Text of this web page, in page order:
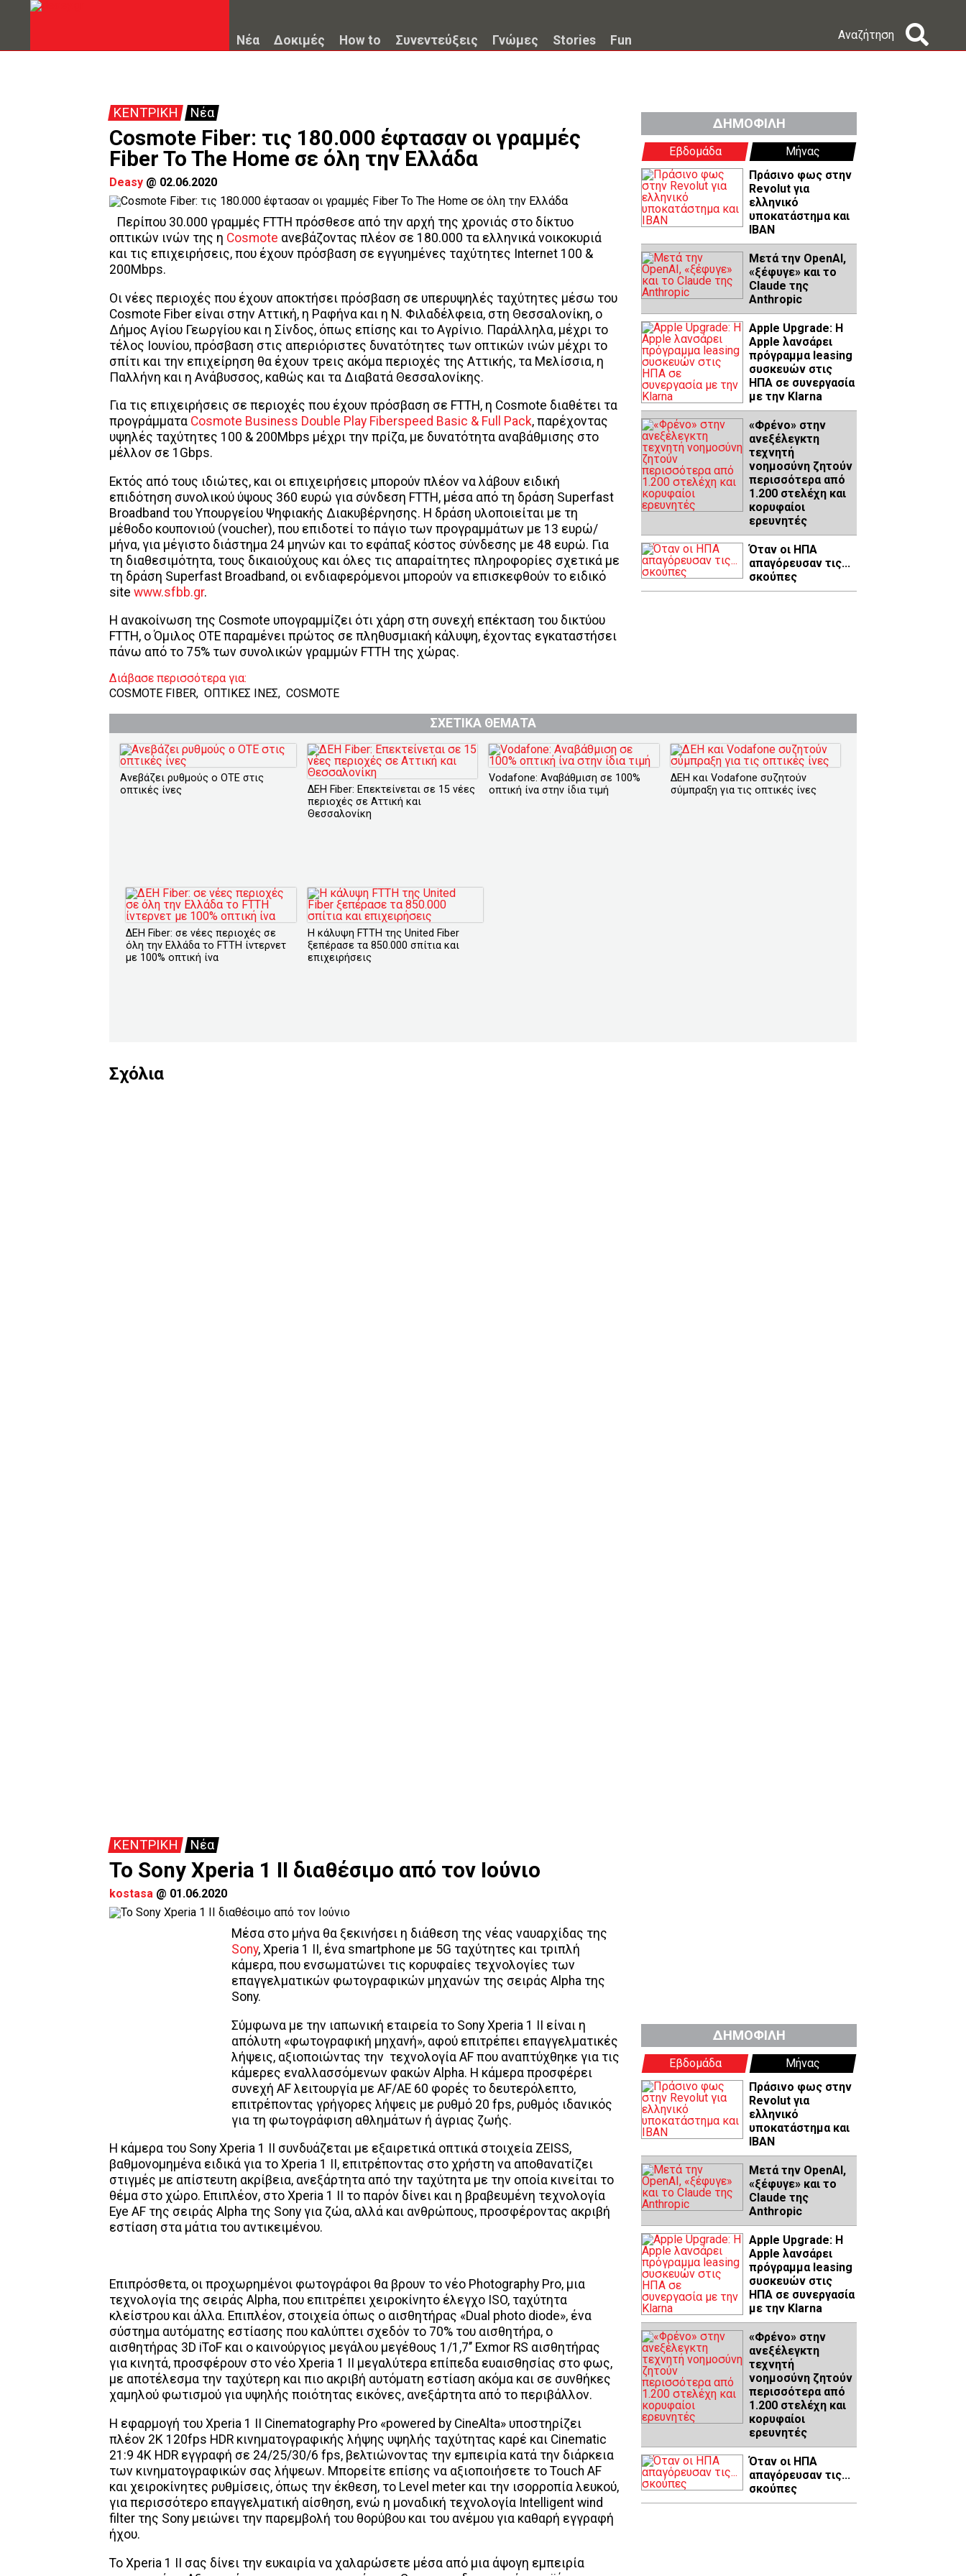
Νέα Δοκιμές How to Συνεντεύξεις Γνώμες Stories Fun Αναζήτηση
ΚΕΝΤΡΙΚΗ Νέα
Cosmote Fiber: τις 180.000 έφτασαν οι γραμμές
Fiber To The Home σε όλη την Ελλάδα
Deasy @ 02.06.2020
Περίπου 30.000 γραμμές FTTH πρόσθεσε από την αρχή της χρονιάς στο δίκτυο
οπτικών ινών της η Cosmote ανεβάζοντας πλέον σε 180.000 τα ελληνικά νοικοκυριά
και τις επιχειρήσεις, που έχουν πρόσβαση σε εγγυημένες ταχύτητες Internet 100 &
200Mbps.
Οι νέες περιοχές που έχουν αποκτήσει πρόσβαση σε υπερυψηλές ταχύτητες μέσω του
Cosmote Fiber είναι στην Αττική, η Ραφήνα και η Ν. Φιλαδέλφεια, στη Θεσσαλονίκη, ο
Δήμος Αγίου Γεωργίου και η Σίνδος, όπως επίσης και το Αγρίνιο. Παράλληλα, μέχρι το
τέλος Ιουνίου, πρόσβαση στις απεριόριστες δυνατότητες των οπτικών ινών μέχρι το
σπίτι και την επιχείρηση θα έχουν τρεις ακόμα περιοχές της Αττικής, τα Μελίσσια, η
Παλλήνη και η Ανάβυσσος, καθώς και τα Διαβατά Θεσσαλονίκης.
Για τις επιχειρήσεις σε περιοχές που έχουν πρόσβαση σε FTTH, η Cosmote διαθέτει τα
προγράμματα Cosmote Business Double Play Fiberspeed Basic & Full Pack, παρέχοντας
υψηλές ταχύτητες 100 & 200Mbps μέχρι την πρίζα, με δυνατότητα αναβάθμισης στο
μέλλον σε 1Gbps.
Εκτός από τους ιδιώτες, και οι επιχειρήσεις μπορούν πλέον να λάβουν ειδική
επιδότηση συνολικού ύψους 360 ευρώ για σύνδεση FTTH, μέσα από τη δράση Superfast
Broadband του Υπουργείου Ψηφιακής Διακυβέρνησης. Η δράση υλοποιείται με τη
μέθοδο κουπονιού (voucher), που επιδοτεί το πάγιο των προγραμμάτων με 13 ευρώ/
μήνα, για μέγιστο διάστημα 24 μηνών και το εφάπαξ κόστος σύνδεσης με 48 ευρώ. Για
τη διαθεσιμότητα, τους δικαιούχους και όλες τις απαραίτητες πληροφορίες σχετικά με
τη δράση Superfast Broadband, οι ενδιαφερόμενοι μπορούν να επισκεφθούν το ειδικό
site www.sfbb.gr.
Η ανακοίνωση της Cosmote υπογραμμίζει ότι χάρη στη συνεχή επέκταση του δικτύου
FTTH, o Όμιλος ΟΤΕ παραμένει πρώτος σε πληθυσμιακή κάλυψη, έχοντας εγκαταστήσει
πάνω από το 75% των συνολικών γραμμών FTTH της χώρας.
ΔΗΜΟΦΙΛΗ
Εβδομάδα
Μήνας
Πράσινο φως στην
Revolut για
ελληνικό
υποκατάστημα και
IBAN
Μετά την OpenAI,
«ξέφυγε» και το
Claude της
Anthropic
Apple Upgrade: Η
Apple λανσάρει
πρόγραμμα leasing
συσκευών στις
ΗΠΑ σε συνεργασία
με την Klarna
«Φρένο» στην
ανεξέλεγκτη
τεχνητή
νοημοσύνη ζητούν
περισσότερα από
1.200 στελέχη και
κορυφαίοι
ερευνητές
Όταν οι ΗΠΑ
απαγόρευσαν τις...
σκούπες
Διάβασε περισσότερα για:
COSMOTE FIBER, ΟΠΤΙΚΕΣ ΙΝΕΣ, COSMOTE
ΣΧΕΤΙΚΑ ΘΕΜΑΤΑ
Ανεβάζει ρυθμούς ο ΟΤΕ στις
οπτικές ίνες
ΔΕΗ Fiber: Επεκτείνεται σε 15 νέες
περιοχές σε Αττική και
Θεσσαλονίκη
Vodafone: Αναβάθμιση σε 100%
οπτική ίνα στην ίδια τιμή
ΔΕΗ και Vodafone συζητούν
σύμπραξη για τις οπτικές ίνες
ΔΕΗ Fiber: σε νέες περιοχές σε
όλη την Ελλάδα το FTTH ίντερνετ
με 100% οπτική ίνα
Η κάλυψη FTTH της United Fiber
ξεπέρασε τα 850.000 σπίτια και
επιχειρήσεις
Σχόλια
ΚΕΝΤΡΙΚΗ Νέα
To Sony Xperia 1 II διαθέσιμο από τον Ιούνιο
kostasa @ 01.06.2020
Μέσα στο μήνα θα ξεκινήσει η διάθεση της νέας ναυαρχίδας της
Sony, Xperia 1 II, ένα smartphone με 5G ταχύτητες και τριπλή
κάμερα, που ενσωματώνει τις κορυφαίες τεχνολογίες των
επαγγελματικών φωτογραφικών μηχανών της σειράς Alpha της
Sony.
Σύμφωνα με την ιαπωνική εταιρεία το Sony Xperia 1 II είναι η
απόλυτη «φωτογραφική μηχανή», αφού επιτρέπει επαγγελματικές
λήψεις, αξιοποιώντας την τεχνολογία AF που αναπτύχθηκε για τις
κάμερες εναλλασσόμενων φακών Alpha. Η κάμερα προσφέρει
συνεχή AF λειτουργία με AF/AE 60 φορές το δευτερόλεπτο,
επιτρέποντας γρήγορες λήψεις με ρυθμό 20 fps, ρυθμός ιδανικός
για τη φωτογράφιση αθλημάτων ή άγριας ζωής.
Η κάμερα του Sony Xperia 1 II συνδυάζεται με εξαιρετικά οπτικά στοιχεία ZEISS,
βαθμονομημένα ειδικά για το Xperia 1 II, επιτρέποντας στο χρήστη να αποθανατίζει
στιγμές με απίστευτη ακρίβεια, ανεξάρτητα από την ταχύτητα με την οποία κινείται το
θέμα στο χώρο. Επιπλέον, στο Xperia 1 II το παρόν δίνει και η βραβευμένη τεχνολογία
Eye AF της σειράς Alpha της Sony για ζώα, αλλά και ανθρώπους, προσφέροντας ακριβή
εστίαση στα μάτια του αντικειμένου.
Επιπρόσθετα, οι προχωρημένοι φωτογράφοι θα βρουν το νέο Photography Pro, μια
τεχνολογία της σειράς Alpha, που επιτρέπει χειροκίνητο έλεγχο ISO, ταχύτητα
κλείστρου και άλλα. Επιπλέον, στοιχεία όπως ο αισθητήρας «Dual photo diode», ένα
σύστημα αυτόματης εστίασης που καλύπτει σχεδόν το 70% του αισθητήρα, ο
αισθητήρας 3D iToF και ο καινούργιος μεγάλου μεγέθους 1/1,7’’ Exmor RS αισθητήρας
για κινητά, προσφέρουν στο νέο Xperia 1 II μεγαλύτερα επίπεδα ευαισθησίας στο φως,
με αποτέλεσμα την ταχύτερη και πιο ακριβή αυτόματη εστίαση ακόμα και σε συνθήκες
χαμηλού φωτισμού για υψηλής ποιότητας εικόνες, ανεξάρτητα από το περιβάλλον.
Η εφαρμογή του Xperia 1 II Cinematography Pro «powered by CineAlta» υποστηρίζει
πλέον 2K 120fps HDR κινηματογραφικής λήψης υψηλής ταχύτητας καρέ και Cinematic
21:9 4K HDR εγγραφή σε 24/25/30/6 fps, βελτιώνοντας την εμπειρία κατά την διάρκεια
των κινηματογραφικών σας λήψεων. Μπορείτε επίσης να αξιοποιήσετε το Touch AF
και χειροκίνητες ρυθμίσεις, όπως την έκθεση, το Level meter και την ισορροπία λευκού,
για περισσότερο επαγγελματική αίσθηση, ενώ η μοναδική τεχνολογία Intelligent wind
filter της Sony μειώνει την παρεμβολή του θορύβου και του ανέμου για καθαρή εγγραφή
ήχου.
Το Xperia 1 II σας δίνει την ευκαιρία να χαλαρώσετε μέσα από μια άψογη εμπειρία
ΔΗΜΟΦΙΛΗ
Εβδομάδα
Μήνας
Πράσινο φως στην
Revolut για
ελληνικό
υποκατάστημα και
IBAN
Μετά την OpenAI,
«ξέφυγε» και το
Claude της
Anthropic
Apple Upgrade: Η
Apple λανσάρει
πρόγραμμα leasing
συσκευών στις
ΗΠΑ σε συνεργασία
με την Klarna
«Φρένο» στην
ανεξέλεγκτη
τεχνητή
νοημοσύνη ζητούν
περισσότερα από
1.200 στελέχη και
κορυφαίοι
ερευνητές
Όταν οι ΗΠΑ
απαγόρευσαν τις...
σκούπες